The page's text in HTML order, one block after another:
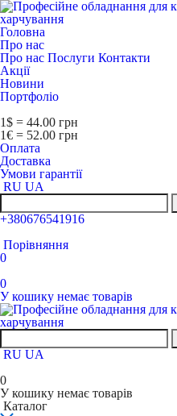
Головна
Про нас
Про нас Послуги Контакти
Акції
Новини
Портфоліо
1$ = 44.00 грн
1€ = 52.00 грн
Оплата
Доставка
Умови гарантії
RU UA
+380676541916
Порівняння
0
0
У кошику немає товарів
RU UA
0
У кошику немає товарів
Каталог